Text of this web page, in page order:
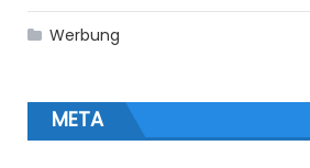
Werbung
META